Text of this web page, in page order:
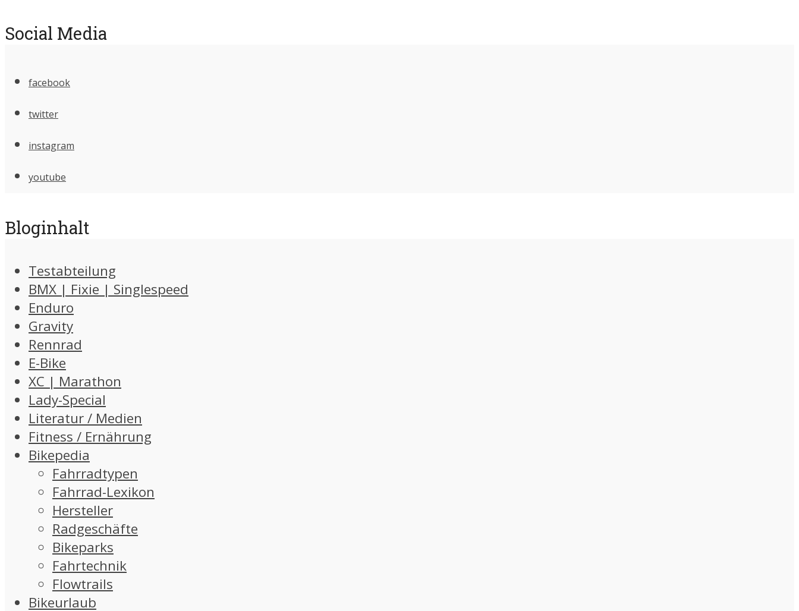
Social Media
facebook
twitter
instagram
youtube
Bloginhalt
Testabteilung
BMX | Fixie | Singlespeed
Enduro
Gravity
Rennrad
E-Bike
XC | Marathon
Lady-Special
Literatur / Medien
Fitness / Ernährung
Bikepedia
Fahrradtypen
Fahrrad-Lexikon
Hersteller
Radgeschäfte
Bikeparks
Fahrtechnik
Flowtrails
Bikeurlaub